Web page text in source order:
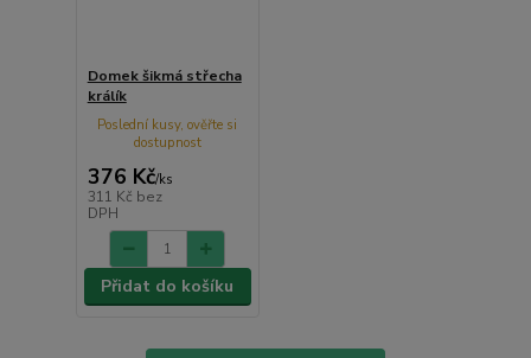
Domek šikmá střecha
králík
376 Kč/ks
311 Kč bez
DPH
Poslední kusy, ověřte si
dostupnost
Přidat do košíku